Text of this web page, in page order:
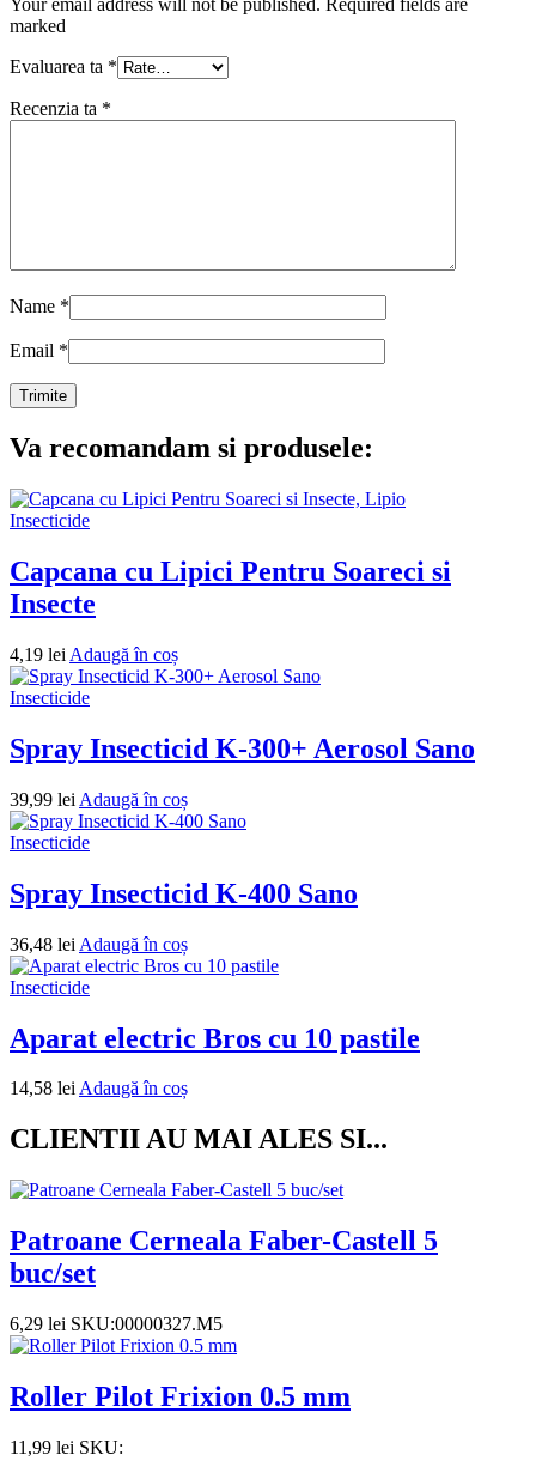
Your email address will not be published. Required fields are
marked
Evaluarea ta *
Recenzia ta *
Name *
Email *
Va recomandam si produsele:
Insecticide
Capcana cu Lipici Pentru Soareci si
Insecte
4,19 lei Adaugă în coș
Insecticide
Spray Insecticid K-300+ Aerosol Sano
39,99 lei Adaugă în coș
Insecticide
Spray Insecticid K-400 Sano
36,48 lei Adaugă în coș
Insecticide
Aparat electric Bros cu 10 pastile
14,58 leiAdaugă în coș
CLIENTII AU MAI ALES SI...
Patroane Cerneala Faber-Castell 5
buc/set
6,29 lei SKU:00000327.M5
Roller Pilot Frixion 0.5 mm
11,99 lei SKU: